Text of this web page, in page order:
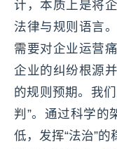
计，本质上是将
法律与规则语言
需要对企业运营
企业的纠纷根源
的规则预期。我
判”。通过科学的
低，发挥“法治”